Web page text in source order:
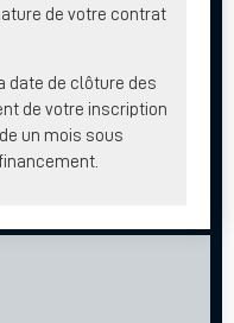
de votre contrat
date de clôture des
de votre inscription
un mois sous